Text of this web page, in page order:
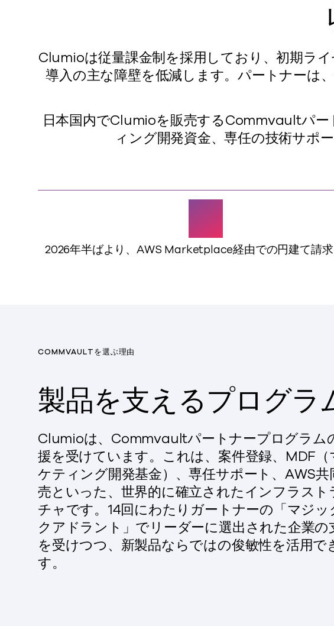
Clumioは従量課金制を採用しており、初期ラ
導入の主な障壁を低減します。パートナーは
日本国内でClumioを販売するCommvaultパ
ィング開発資金、専任の技術サポ
円
2026年半ばより、AWS Marketplace経由での円建て請
COMMVAULTを選ぶ理由
製品を支えるプログラ
Clumioは、Commvaultパートナープログラム
援を受けています。これは、案件登録、MDF（
ケティング開発基金）、専任サポート、AWS共
売といった、世界的に確立されたインフラスト
チャです。14回にわたりガートナーの「マジッ
クアドラント」でリーダーに選出された企業の
を受けつつ、新製品ならではの俊敏性を活用で
す。